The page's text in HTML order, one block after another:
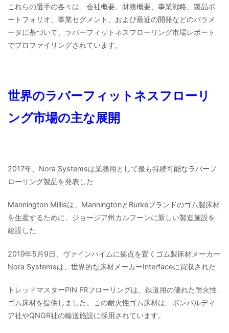
これらの選手の各々は、会社概要、財務概要、事業戦略、製品ポ
ートフォリオ、事業セグメント、および最近の開発などのパラメ
ータに基づいて、ラバーフィットネスフローリング市場レポート
でプロファイリングされています。
世界のラバーフィットネスフローリ
ング市場の主な展開
2017年、Nora Systemsは業務用として最も持続可能なラバーフ
ローリング製品を発表した
Mannington Millisは、ManningtonとBurkeブランドのゴム製床材
を生産するために、ジョージア州カルフーンに新しい製造施設を
建設した
2019年5月9日、ヴァインハイムに拠点を置くゴム製床材メーカー
Nora Systemsは、世界的な床材メーカーInterfaceに買収された
トレッドマスターPIN FRフローリングは、鉄道用の優れた耐火性
ゴム床材を提供しました。この耐火性ゴム床材は、ボンバルディ
ア社やQNGR社の輸送施設に採用されています。